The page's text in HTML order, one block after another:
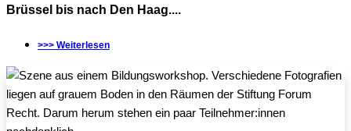
Brüssel bis nach Den Haag....
>>> Weiterlesen